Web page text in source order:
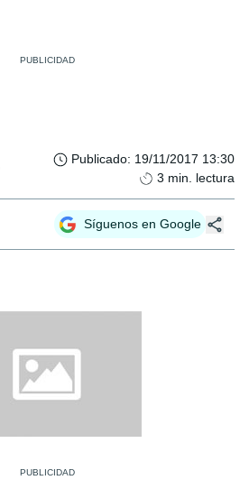
Publicado: 19/11/2017 13:30
3 min. lectura
Síguenos en Google